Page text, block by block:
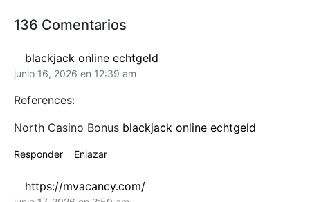
136 Comentarios
blackjack online echtgeld
junio 16, 2026 en 12:39 am
References:
North Casino Bonus blackjack online echtgeld
Responder Enlazar
https://mvacancy.com/